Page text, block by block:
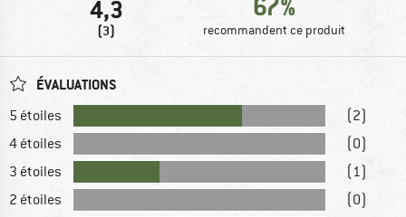
4,3
(3)
67%
recommandent ce produit
ÉVALUATIONS
5 étoiles
(2)
4 étoiles
(0)
3 étoiles
(1)
2 étoiles
(0)